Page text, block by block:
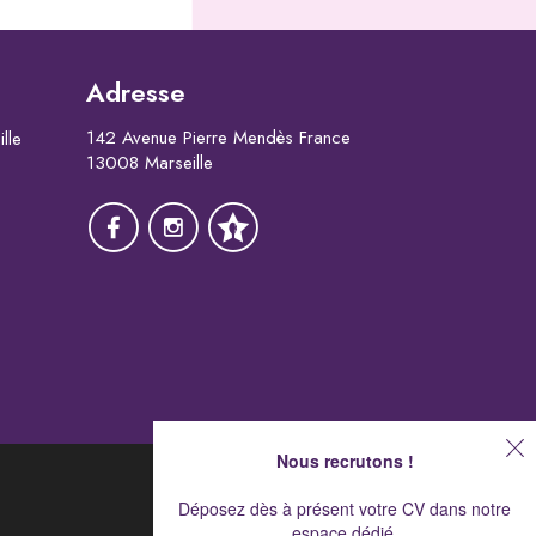
Adresse
142 Avenue Pierre Mendès France
13008 Marseille
Nous recrutons !
Déposez dès à présent votre CV dans notre